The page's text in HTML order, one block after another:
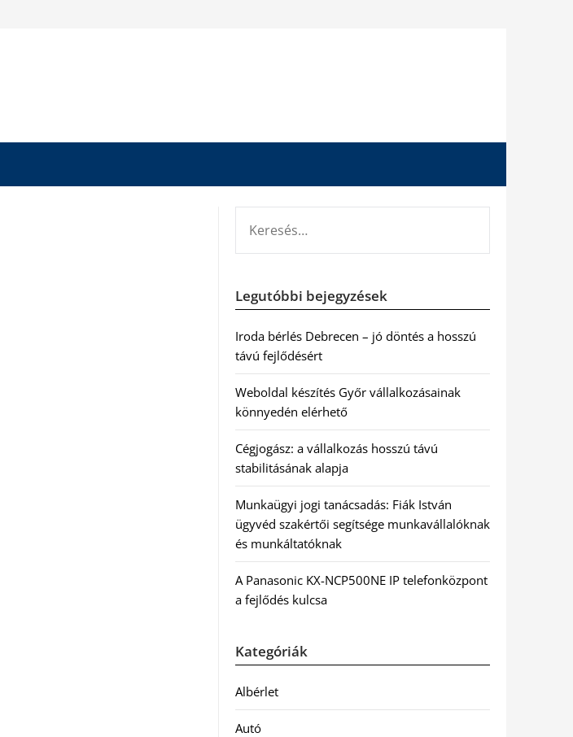
Legutóbbi bejegyzések
Iroda bérlés Debrecen – jó döntés a hosszú
távú fejlődésért
Weboldal készítés Győr vállalkozásainak
könnyedén elérhető
Cégjogász: a vállalkozás hosszú távú
stabilitásának alapja
Munkaügyi jogi tanácsadás: Fiák István
ügyvéd szakértői segítsége munkavállalóknak
és munkáltatóknak
A Panasonic KX-NCP500NE IP telefonközpont
a fejlődés kulcsa
Kategóriák
Albérlet
Autó